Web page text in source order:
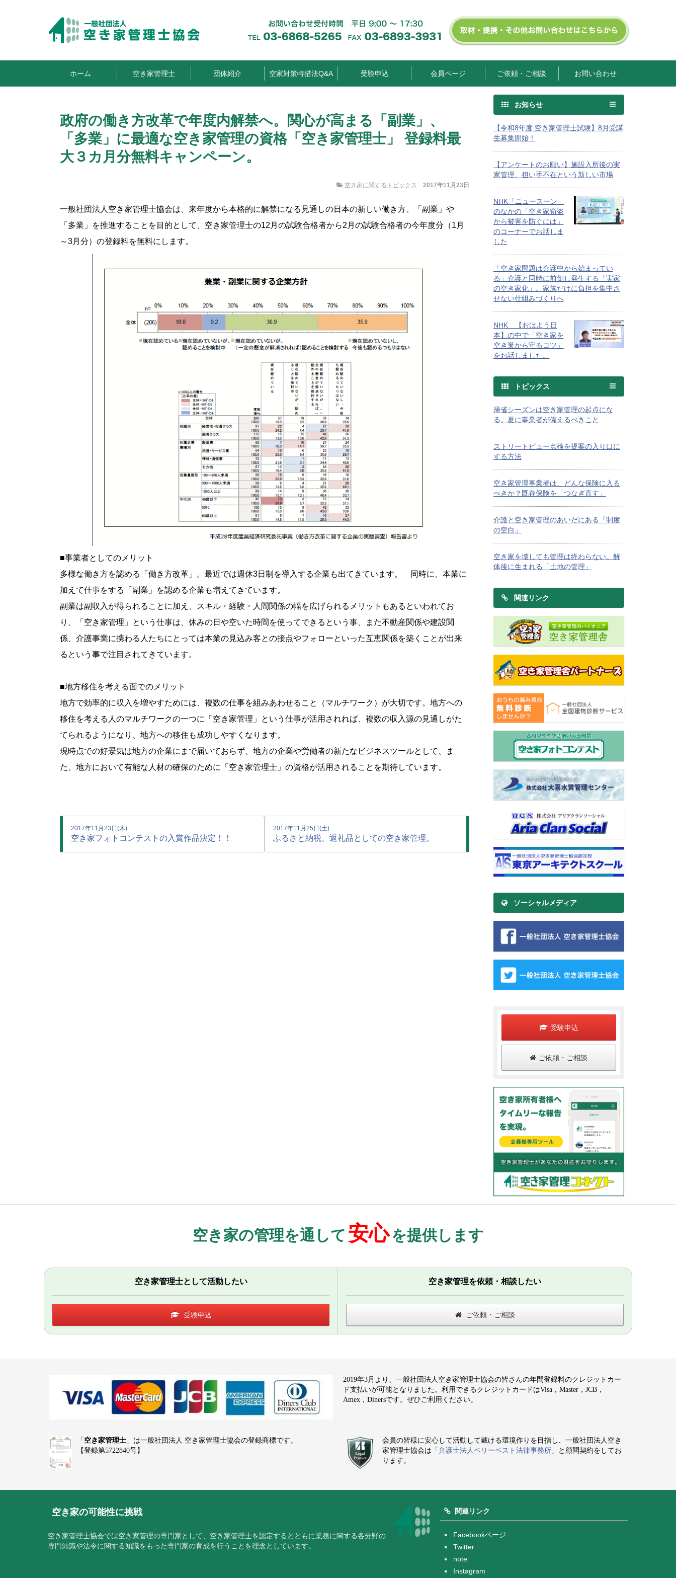
ホーム 空き家管理士 団体紹介 空家対策特措法Q&A 受験申込 会員ページ ご依頼・ご相談 お問い合わせ
政府の働き方改革で年度内解禁へ。関心が高まる「副業」、
「多業」に最適な空き家管理の資格「空き家管理士」 登録料最
大３カ月分無料キャンペーン。
空き家に関するトピックス 2017年11月23日
一般社団法人空き家管理士協会は、来年度から本格的に解禁になる見通しの日本の新しい働き方、「副業」や
「多業」を推進することを目的として、空き家管理士の12月の試験合格者から2月の試験合格者の今年度分（1月
～3月分）の登録料を無料にします。
■事業者としてのメリット
多様な働き方を認める「働き方改革」。最近では週休3日制を導入する企業も出てきています。 同時に、本業に
加えて仕事をする「副業」を認める企業も増えてきています。
副業は副収入が得られることに加え、スキル・経験・人間関係の幅を広げられるメリットもあるといわれてお
り、「空き家管理」という仕事は、休みの日や空いた時間を使ってできるという事、また不動産関係や建設関
係、介護事業に携わる人たちにとっては本業の見込み客との接点やフォローといった互恵関係を築くことが出来
るという事で注目されてきています。
■地方移住を考える面でのメリット
地方で効率的に収入を増やすためには、複数の仕事を組みあわせること（マルチワーク）が大切です。地方への
移住を考える人のマルチワークの一つに「空き家管理」という仕事が活用されれば、複数の収入源の見通しがた
てられるようになり、地方への移住も成功しやすくなります。
現時点での好景気は地方の企業にまで届いておらず、地方の企業や労働者の新たなビジネスツールとして、ま
た、地方において有能な人材の確保のために「空き家管理士」の資格が活用されることを期待しています。
2017年11月23日(木)
空き家フォトコンテストの入賞作品決定！！
2017年11月25日(土)
ふるさと納税、返礼品としての空き家管理。
お知らせ
【令和8年度 空き家管理士試験】8月受講
生募集開始！
【アンケートのお願い】施設入所後の実
家管理、担い手不在という新しい市場
NHK「ニュースーン」
のなかの「空き家窃盗
から被害を防ぐには」
のコーナーでお話しま
した
「空き家問題は介護中から始まってい
る」介護と同時に前倒し発生する「実家
の空き家化」。家族だけに負担を集中さ
せない仕組みづくりへ
NHK 【おはよう日
本】の中で「空き家を
空き巣から守るコツ」
をお話しました。
トピックス
帰省シーズンは空き家管理の起点にな
る。夏に事業者が備えるべきこと
ストリートビュー点検を提案の入り口に
する方法
空き家管理事業者は、どんな保険に入る
べきか？既存保険を「つなぎ直す」
介護と空き家管理のあいだにある「制度
の空白」
空き家を壊しても管理は終わらない。解
体後に生まれる「土地の管理」
関連リンク
ソーシャルメディア
受験申込
ご依頼・ご相談
空き家の管理を通して安心を提供します
空き家管理士として活動したい
受験申込
空き家管理を依頼・相談したい
ご依頼・ご相談
2019年3月より、一般社団法人空き家管理士協会の皆さんの年間登録料のクレジットカー
ド支払いが可能となりました。利用できるクレジットカードはVisa，Master，JCB，
Amex，Dinersです。ぜひご利用ください。
「 空き家管理士 」は一般社団法人 空き家管理士協会の登録商標です。
【登録第5722840号】
会員の皆様に安心して活動して戴ける環境作りを目指し、一般社団法人空き
家管理士協会は「 弁護士法人ベリーベスト法律事務所 」と顧問契約をしてお
ります。
空き家の可能性に挑戦
空き家管理士協会では空き家管理の専門家として、空き家管理士を認定するとともに業務に関する各分野の
専門知識や法令に関する知識をもった専門家の育成を行うことを理念としています。
関連リンク
Facebookページ
Twitter
note
Instagram